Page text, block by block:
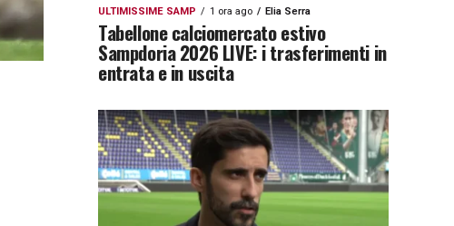
ULTIMISSIME SAMP 1 ora ago Elia Serra
Tabellone calciomercato estivo
Sampdoria 2026 LIVE: i trasferimenti in
entrata e in uscita